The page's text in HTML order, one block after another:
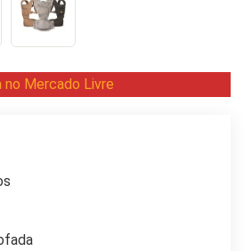
no Mercado Livre